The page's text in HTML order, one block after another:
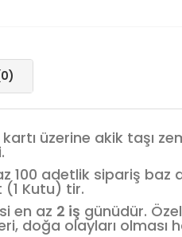
üzerine akik taşı
100 adetlik sipariş baz
(1 Kutu) tir.
en az 2 iş günüdür.
doğa olayları olması